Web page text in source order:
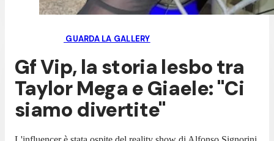
GUARDA LA GALLERY
Gf Vip, la storia lesbo tra
Taylor Mega e Giaele: "Ci
siamo divertite"